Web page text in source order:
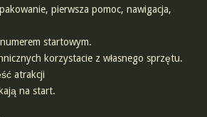
pierwsza pomoc, nawigacja,
startowym.
korzystacie z własnego sprzętu.
atrakcji
na start.